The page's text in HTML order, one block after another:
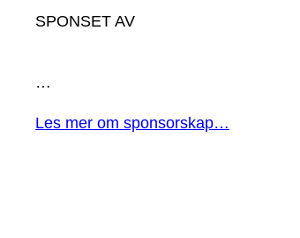
SPONSET AV
…
Les mer om sponsorskap…